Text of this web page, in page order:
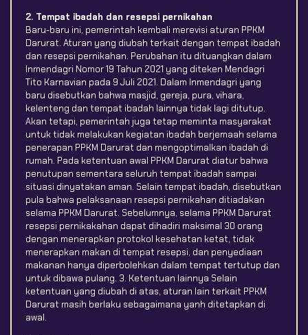
2. Tempat ibadah dan resepsi pernikahan
Baru-baru ini, pemerintah kembali merevisi aturan PPKM
Darurat. Aturan yang diubah terkait dengan tempat ibadah
dan resepsi pernikahan. Perubahan itu dituangkan dalam
Inmendagri Nomor 19 Tahun 2021 yang diteken Mendagri
Tito Karnavian pada 9 Juli 2021. Dalam Inmendagri yang
baru disebutkan bahwa masjid, gereja, pura, vihara,
kelenteng dan tempat ibadah lainnya tidak lagi ditutup.
Akan tetapi, pemerintah juga tetap meminta masyarakat
untuk tidak melakukan kegiatan ibadah berjemaah selama
penerapan PPKM Darurat dan mengoptimalkan ibadah di
rumah. Pada ketentuan awal PPKM Darurat diatur bahwa
penutupan sementara seluruh tempat ibadah sampai
situasi dinyatakan aman. Selain tempat ibadah, disebutkan
pula bahwa pelaksanaan resepsi pernikahan ditiadakan
selama PPKM Darurat. Sebelumnya, selama PPKM Darurat
resepsi pernikakahan dapat dihadiri maksimal 30 orang
dengan menerapkan protokol kesehatan ketat, tidak
menerapkan makan di tempat resepsi, dan penyediaan
makanan hanya diperbolehkan dalam tempat tertutup dan
untuk dibawa pulang. 3. Ketentuan lainnya Selain
ketentuan yang diubah di atas, aturan lain terkait PPKM
Darurat masih berlaku sebagaimana yanh ditetapkan di
awal.